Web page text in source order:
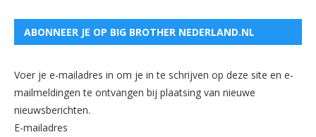
ABONNEER JE OP BIG BROTHER NEDERLAND.NL
Voer je e-mailadres in om je in te schrijven op deze site en e-
mailmeldingen te ontvangen bij plaatsing van nieuwe
nieuwsberichten.
E-mailadres